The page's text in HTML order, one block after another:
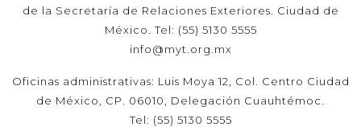
de la Secretaría de Relaciones Exteriores. Ciudad de
México. Tel: (55) 5130 5555
info@myt.org.mx
Oficinas administrativas: Luis Moya 12, Col. Centro Ciudad
de México, CP. 06010, Delegación Cuauhtémoc.
Tel: (55) 5130 5555